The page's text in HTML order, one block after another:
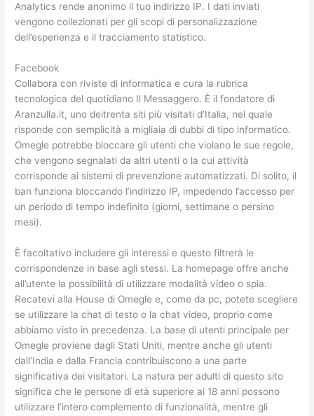
Analytics rende anonimo il tuo indirizzo IP. I dati inviati
vengono collezionati per gli scopi di personalizzazione
dell’esperienza e il tracciamento statistico.
Facebook
Collabora con riviste di informatica e cura la rubrica
tecnologica del quotidiano Il Messaggero. È il fondatore di
Aranzulla.it, uno deitrenta siti più visitati d’Italia, nel quale
risponde con semplicità a migliaia di dubbi di tipo informatico.
Omegle potrebbe bloccare gli utenti che violano le sue regole,
che vengono segnalati da altri utenti o la cui attività
corrisponde ai sistemi di prevenzione automatizzati. Di solito, il
ban funziona bloccando l’indirizzo IP, impedendo l’accesso per
un periodo di tempo indefinito (giorni, settimane o persino
mesi).
È facoltativo includere gli interessi e questo filtrerà le
corrispondenze in base agli stessi. La homepage offre anche
all’utente la possibilità di utilizzare modalità video o spia.
Recatevi alla House di Omegle e, come da pc, potete scegliere
se utilizzare la chat di testo o la chat video, proprio come
abbiamo visto in precedenza. La base di utenti principale per
Omegle proviene dagli Stati Uniti, mentre anche gli utenti
dall’India e dalla Francia contribuiscono a una parte
significativa dei visitatori. La natura per adulti di questo sito
significa che le persone di età superiore ai 18 anni possono
utilizzare l’intero complemento di funzionalità, mentre gli